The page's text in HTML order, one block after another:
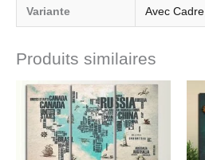
Variante Avec Cadre
Produits similaires
Plage
de
prix :
33.99€
à
233.99€